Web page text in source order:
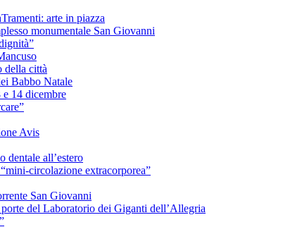
arte in piazza
monumentale San Giovanni
della città
Babbo Natale
14 dicembre
Avis
dentale all’estero
circolazione extracorporea”
San Giovanni
del Laboratorio dei Giganti dell’Allegria